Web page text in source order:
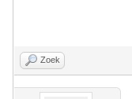
Zoek